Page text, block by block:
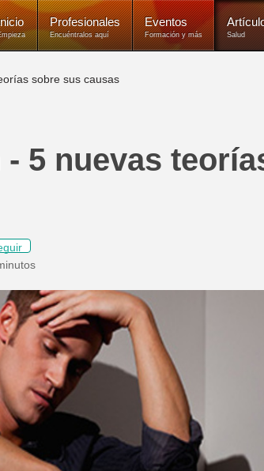
Profesionales
Encuéntralos aquí
Eventos
Formación y más Salud
sobre sus causas
5 nuevas